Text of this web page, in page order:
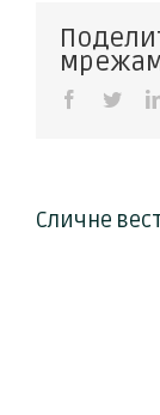
Facebook
Сличне